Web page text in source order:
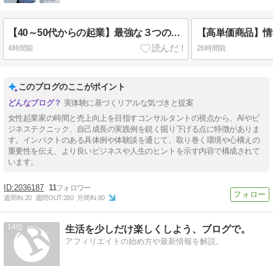
【40～50代からの起業】最強な３つの理由
4時間前 26時間前
このブログのここがポイント
実体験に基づくリアルな気づきと提案
女性起業家の時間と売上向上を目指すコンサルタントの視点から、AIやビ
ジネステクニック、自己成長の実践例を鋭く掘り下げる点に特徴がありま
す。インパクトのある具体例や体験談を通じて、取り巻く環境や心構えの
重要性を伝え、より良いビジネスや人生のヒントを示す内容で構成されて
います。
2036187 11
週間IN:20 週間OUT:280 月間IN:80
14 生活を少しだけ楽しくしよう、ブログで。
アフィリエイトの始め方や最新情報を解説。